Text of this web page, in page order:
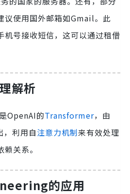
议使用国外邮箱如Gmail。此
机号接收短信，这可以通过租借
解析
OpenAI的Transformer，由
利用自注意力机制来有效处理
关系。
的应用